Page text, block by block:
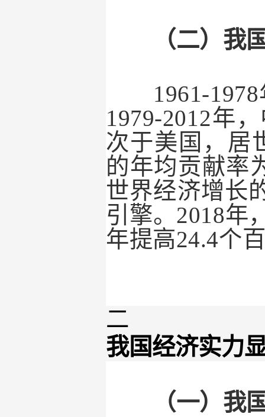
（二）我
1961-1978
1979-2012年
次于美国，居
的年均贡献率
世界经济增长
引擎。 2018年
年提高24.4个
二
我国经济实力
（一）我国